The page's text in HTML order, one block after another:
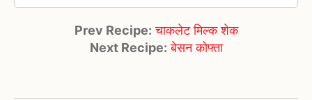
Prev Recipe: चाकलेट मिल्क शेक
Next Recipe: बेसन कोफ्ता